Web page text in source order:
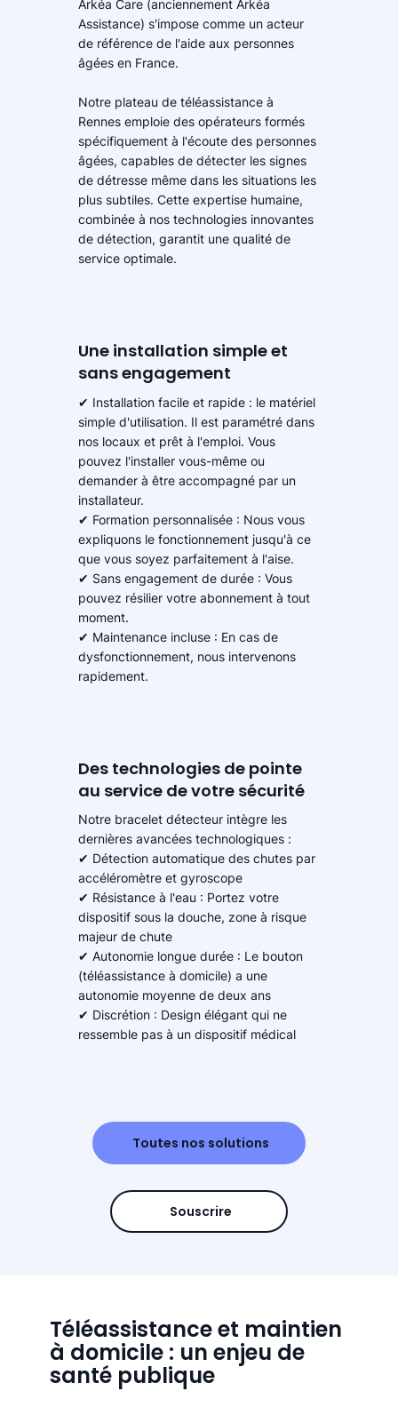
Arkéa Care (anciennement Arkéa
Assistance) s'impose comme un acteur
de référence de l'aide aux personnes
âgées en France.
Notre plateau de téléassistance à
Rennes emploie des opérateurs formés
spécifiquement à l'écoute des personnes
âgées, capables de détecter les signes
de détresse même dans les situations les
plus subtiles. Cette expertise humaine,
combinée à nos technologies innovantes
de détection, garantit une qualité de
service optimale.
Une installation simple et
sans engagement
✔ Installation facile et rapide : le matériel
simple d'utilisation. Il est paramétré dans
nos locaux et prêt à l'emploi. Vous
pouvez l'installer vous-même ou
demander à être accompagné par un
installateur.
✔ Formation personnalisée : Nous vous
expliquons le fonctionnement jusqu'à ce
que vous soyez parfaitement à l'aise.
✔ Sans engagement de durée : Vous
pouvez résilier votre abonnement à tout
moment.
✔ Maintenance incluse : En cas de
dysfonctionnement, nous intervenons
rapidement.
Des technologies de pointe
au service de votre sécurité
Notre bracelet détecteur intègre les
dernières avancées technologiques :
✔ Détection automatique des chutes par
accéléromètre et gyroscope
✔ Résistance à l'eau : Portez votre
dispositif sous la douche, zone à risque
majeur de chute
✔ Autonomie longue durée : Le bouton
(téléassistance à domicile) a une
autonomie moyenne de deux ans
✔ Discrétion : Design élégant qui ne
ressemble pas à un dispositif médical
Toutes nos solutions
Souscrire
Téléassistance et maintien
à domicile : un enjeu de
santé publique